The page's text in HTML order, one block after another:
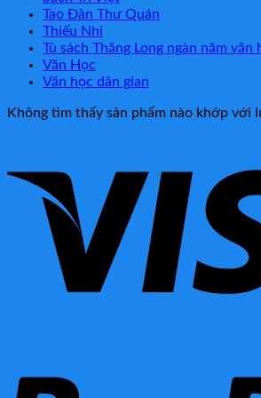
Tao Đàn Thư Quán
Thiếu Nhi
Tủ sách Thăng Long ngàn năm văn
Văn Học
Văn học dân gian
Không tìm thấy sản phẩm nào khớp với